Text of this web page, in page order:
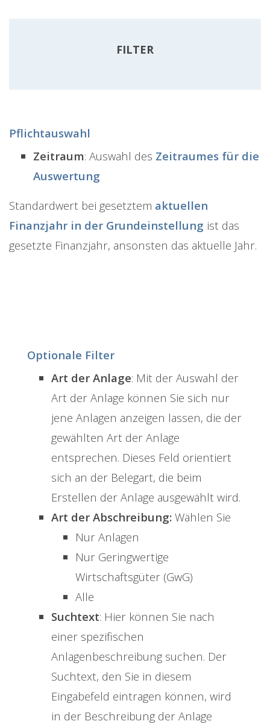
FILTER
Pflichtauswahl
Zeitraum: Auswahl des Zeitraumes für die
Auswertung
Standardwert bei gesetztem aktuellen
Finanzjahr in der Grundeinstellung ist das
gesetzte Finanzjahr, ansonsten das aktuelle Jahr.
Optionale Filter
Art der Anlage: Mit der Auswahl der
Art der Anlage können Sie sich nur
jene Anlagen anzeigen lassen, die der
gewählten Art der Anlage
entsprechen. Dieses Feld orientiert
sich an der Belegart, die beim
Erstellen der Anlage ausgewählt wird.
Art der Abschreibung: Wählen Sie
Nur Anlagen
Nur Geringwertige
Wirtschaftsgüter (GwG)
Alle
Suchtext: Hier können Sie nach
einer spezifischen
Anlagenbeschreibung suchen. Der
Suchtext, den Sie in diesem
Eingabefeld eintragen können, wird
in der Beschreibung der Anlage